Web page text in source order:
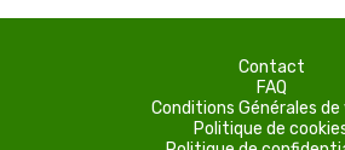
Contact
FAQ
Conditions Générales
Politique de